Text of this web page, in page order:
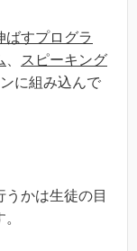
ばすプログラ
スピーキング
に組み込んで
かは生徒の目